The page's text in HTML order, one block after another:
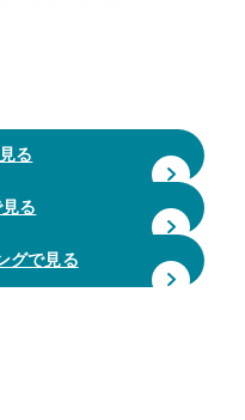
る
る
グで見る